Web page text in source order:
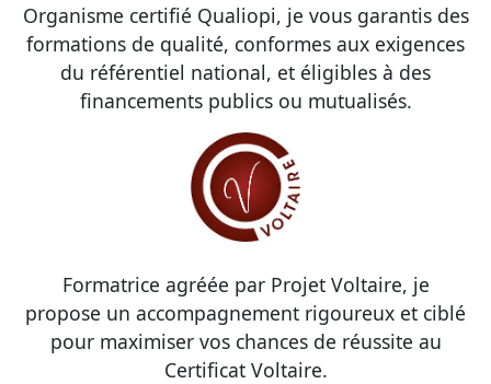
Organisme certifié Qualiopi, je vous garantis des
formations de qualité, conformes aux exigences
du référentiel national, et éligibles à des
financements publics ou mutualisés.
Formatrice agréée par Projet Voltaire, je
propose un accompagnement rigoureux et ciblé
pour maximiser vos chances de réussite au
Certificat Voltaire.